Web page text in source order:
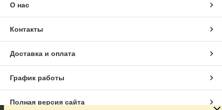
О нас
Контакты
Доставка и оплата
График работы
Полная версия сайта